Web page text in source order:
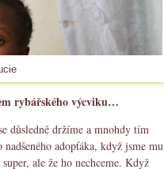
rybářského výcviku…
důsledně držíme a mnohdy tím
adopťáka, když jsme mu
ale že ho nechceme. Když